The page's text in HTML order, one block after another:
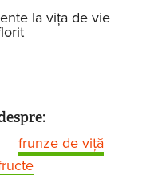
la vița de vie
frunze de viţă